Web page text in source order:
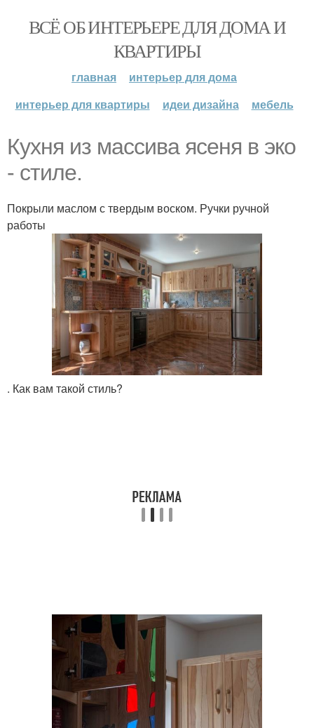
ВСЁ ОБ ИНТЕРЬЕРЕ ДЛЯ ДОМА И
КВАРТИРЫ
главная
интерьер для дома
интерьер для квартиры
идеи дизайна мебель
Кухня из массива ясеня в эко
- стиле.
Покрыли маслом с твердым воском. Ручки ручной
работы
. Как вам такой стиль?